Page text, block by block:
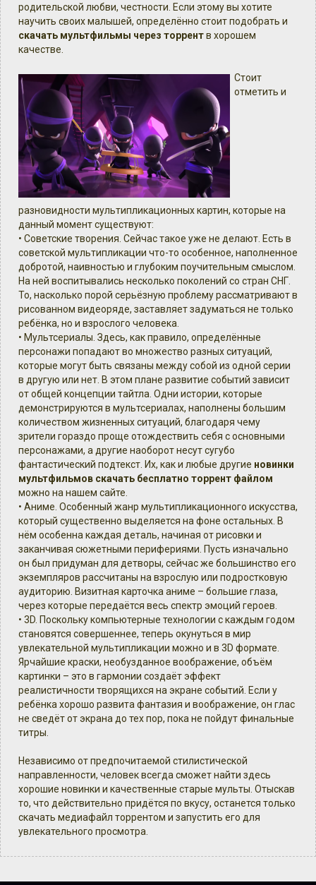
родительской любви, честности. Если этому вы хотите
научить своих малышей, определённо стоит подобрать и
скачать мультфильмы через торрентв хорошем
качестве.
Стоит
отметить и
разновидности мультипликационных картин, которые на
данный момент существуют:
• Советские творения. Сейчас такое уже не делают. Есть в
советской мультипликации что-то особенное, наполненное
добротой, наивностью и глубоким поучительным смыслом.
На ней воспитывались несколько поколений со стран СНГ.
То, насколько порой серьёзную проблему рассматривают в
рисованном видеоряде, заставляет задуматься не только
ребёнка, но и взрослого человека.
• Мультсериалы. Здесь, как правило, определённые
персонажи попадают во множество разных ситуаций,
которые могут быть связаны между собой из одной серии
в другую или нет. В этом плане развитие событий зависит
от общей концепции тайтла. Одни истории, которые
демонстрируются в мультсериалах, наполнены большим
количеством жизненных ситуаций, благодаря чему
зрители гораздо проще отождествить себя с основными
персонажами, а другие наоборот несут сугубо
фантастический подтекст. Их, как и любые другие новинки
мультфильмов скачать бесплатно торрент файлом
можно на нашем сайте.
• Аниме. Особенный жанр мультипликационного искусства,
который существенно выделяется на фоне остальных. В
нём особенна каждая деталь, начиная от рисовки и
заканчивая сюжетными перифериями. Пусть изначально
он был придуман для детворы, сейчас же большинство его
экземпляров рассчитаны на взрослую или подростковую
аудиторию. Визитная карточка аниме – большие глаза,
через которые передаётся весь спектр эмоций героев.
• 3D. Поскольку компьютерные технологии с каждым годом
становятся совершеннее, теперь окунуться в мир
увлекательной мультипликации можно и в 3D формате.
Ярчайшие краски, необузданное воображение, объём
картинки – это в гармонии создаёт эффект
реалистичности творящихся на экране событий. Если у
ребёнка хорошо развита фантазия и воображение, он глас
не сведёт от экрана до тех пор, пока не пойдут финальные
титры.
Независимо от предпочитаемой стилистической
направленности, человек всегда сможет найти здесь
хорошие новинки и качественные старые мульты. Отыскав
то, что действительно придётся по вкусу, останется только
скачать медиафайл торрентом и запустить его для
увлекательного просмотра.